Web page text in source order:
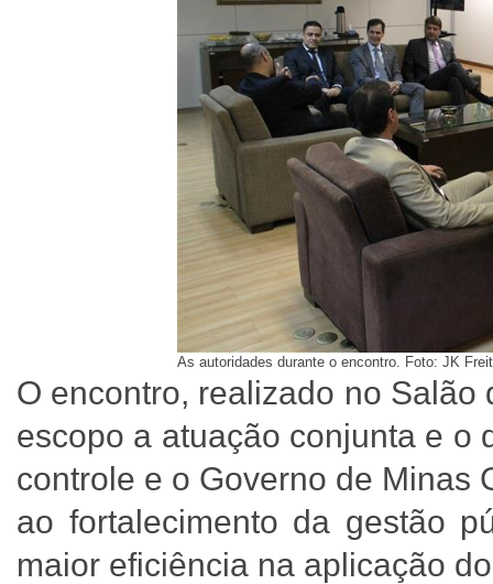
As autoridades durante o encontro. Foto: JK
O encontro, realizado no Salão
escopo a atuação conjunta e o
controle e o Governo de Minas
ao fortalecimento da gestão
maior eficiência na aplicação